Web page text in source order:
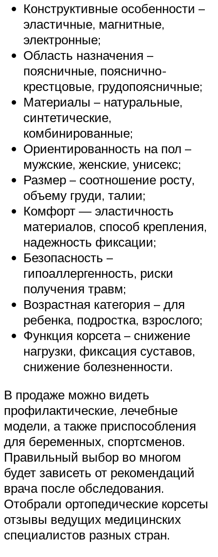
Конструктивные особенности –
эластичные, магнитные,
электронные;
Область назначения –
поясничные, пояснично-
крестцовые, грудопоясничные;
Материалы – натуральные,
синтетические,
комбинированные;
Ориентированность на пол –
мужские, женские, унисекс;
Размер – соотношение росту,
объему груди, талии;
Комфорт — эластичность
материалов, способ крепления,
надежность фиксации;
Безопасность –
гипоаллергенность, риски
получения травм;
Возрастная категория – для
ребенка, подростка, взрослого;
Функция корсета – снижение
нагрузки, фиксация суставов,
снижение болезненности.
В продаже можно видеть
профилактические, лечебные
модели, а также приспособления
для беременных, спортсменов.
Правильный выбор во многом
будет зависеть от рекомендаций
врача после обследования.
Отобрали ортопедические корсеты
отзывы ведущих медицинских
специалистов разных стран.